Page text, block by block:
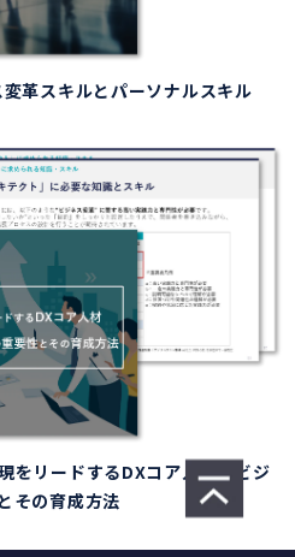
革スキルとパーソナルスキル
をリードするDXコア人材「ビジ
その育成方法